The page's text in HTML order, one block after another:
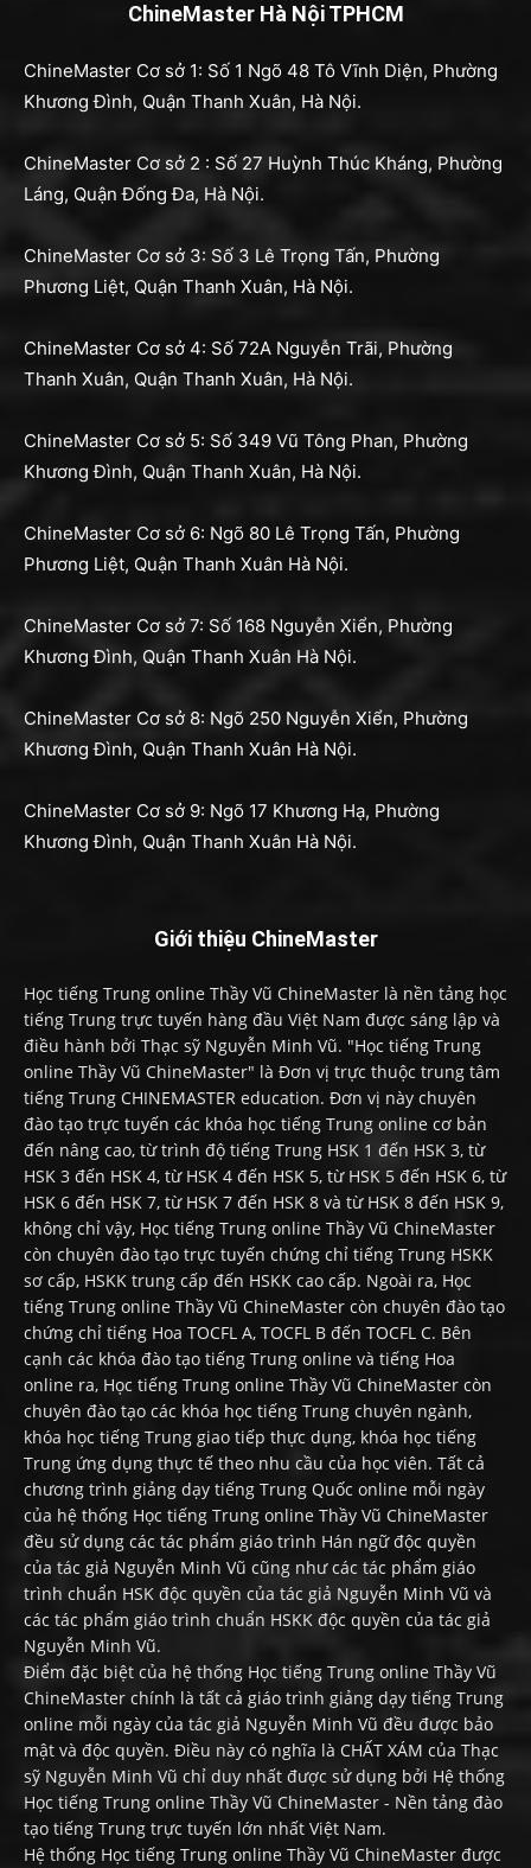
ChineMaster Hà Nội TPHCM
ChineMaster Cơ sở 1: Số 1 Ngõ 48 Tô Vĩnh Diện, Phường
Khương Đình, Quận Thanh Xuân, Hà Nội.
ChineMaster Cơ sở 2 : Số 27 Huỳnh Thúc Kháng, Phường
Láng, Quận Đống Đa, Hà Nội.
ChineMaster Cơ sở 3: Số 3 Lê Trọng Tấn, Phường
Phương Liệt, Quận Thanh Xuân, Hà Nội.
ChineMaster Cơ sở 4: Số 72A Nguyễn Trãi, Phường
Thanh Xuân, Quận Thanh Xuân, Hà Nội.
ChineMaster Cơ sở 5: Số 349 Vũ Tông Phan, Phường
Khương Đình, Quận Thanh Xuân, Hà Nội.
ChineMaster Cơ sở 6: Ngõ 80 Lê Trọng Tấn, Phường
Phương Liệt, Quận Thanh Xuân Hà Nội.
ChineMaster Cơ sở 7: Số 168 Nguyễn Xiển, Phường
Khương Đình, Quận Thanh Xuân Hà Nội.
ChineMaster Cơ sở 8: Ngõ 250 Nguyễn Xiển, Phường
Khương Đình, Quận Thanh Xuân Hà Nội.
ChineMaster Cơ sở 9: Ngõ 17 Khương Hạ, Phường
Khương Đình, Quận Thanh Xuân Hà Nội.
Giới thiệu ChineMaster
Học tiếng Trung online Thầy Vũ ChineMaster là nền tảng học
tiếng Trung trực tuyến hàng đầu Việt Nam được sáng lập và
điều hành bởi Thạc sỹ Nguyễn Minh Vũ. "Học tiếng Trung
online Thầy Vũ ChineMaster" là Đơn vị trực thuộc trung tâm
tiếng Trung CHINEMASTER education. Đơn vị này chuyên
đào tạo trực tuyến các khóa học tiếng Trung online cơ bản
đến nâng cao, từ trình độ tiếng Trung HSK 1 đến HSK 3, từ
HSK 3 đến HSK 4, từ HSK 4 đến HSK 5, từ HSK 5 đến HSK 6, từ
HSK 6 đến HSK 7, từ HSK 7 đến HSK 8 và từ HSK 8 đến HSK 9,
không chỉ vậy, Học tiếng Trung online Thầy Vũ ChineMaster
còn chuyên đào tạo trực tuyến chứng chỉ tiếng Trung HSKK
sơ cấp, HSKK trung cấp đến HSKK cao cấp. Ngoài ra, Học
tiếng Trung online Thầy Vũ ChineMaster còn chuyên đào tạo
chứng chỉ tiếng Hoa TOCFL A, TOCFL B đến TOCFL C. Bên
cạnh các khóa đào tạo tiếng Trung online và tiếng Hoa
online ra, Học tiếng Trung online Thầy Vũ ChineMaster còn
chuyên đào tạo các khóa học tiếng Trung chuyên ngành,
khóa học tiếng Trung giao tiếp thực dụng, khóa học tiếng
Trung ứng dụng thực tế theo nhu cầu của học viên. Tất cả
chương trình giảng dạy tiếng Trung Quốc online mỗi ngày
của hệ thống Học tiếng Trung online Thầy Vũ ChineMaster
đều sử dụng các tác phẩm giáo trình Hán ngữ độc quyền
của tác giả Nguyễn Minh Vũ cũng như các tác phẩm giáo
trình chuẩn HSK độc quyền của tác giả Nguyễn Minh Vũ và
các tác phẩm giáo trình chuẩn HSKK độc quyền của tác giả
Nguyễn Minh Vũ.
Điểm đặc biệt của hệ thống Học tiếng Trung online Thầy Vũ
ChineMaster chính là tất cả giáo trình giảng dạy tiếng Trung
online mỗi ngày của tác giả Nguyễn Minh Vũ đều được bảo
mật và độc quyền. Điều này có nghĩa là CHẤT XÁM của Thạc
sỹ Nguyễn Minh Vũ chỉ duy nhất được sử dụng bởi Hệ thống
Học tiếng Trung online Thầy Vũ ChineMaster - Nền tảng đào
tạo tiếng Trung trực tuyến lớn nhất Việt Nam.
Hệ thống Học tiếng Trung online Thầy Vũ ChineMaster được